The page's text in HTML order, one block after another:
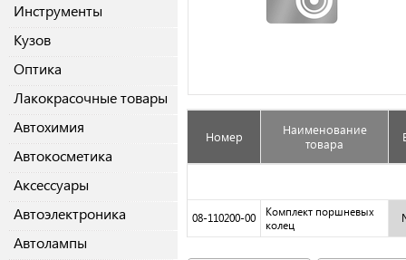
Инструменты
Кузов
Оптика
Лакокрасочные товары
Автохимия
Автокосметика
Аксессуары
Автоэлектроника
Автолампы
Номер
Наименование
товара
08-110200-00
Комплект поршневых
колец